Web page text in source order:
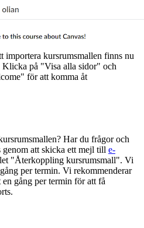
importera kursrumsmallen finns nu
Klicka på "Visa alla sidor" och
för att komma åt
Har du frågor och
att skicka ett mejl till e-
"Återkoppling kursrumsmall". Vi
per termin. Vi rekommenderar
gång per termin för att få